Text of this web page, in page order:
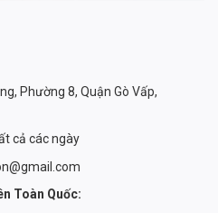
Phường 8, Quận Gò Vấp,
cả các ngày
Toàn Quốc: